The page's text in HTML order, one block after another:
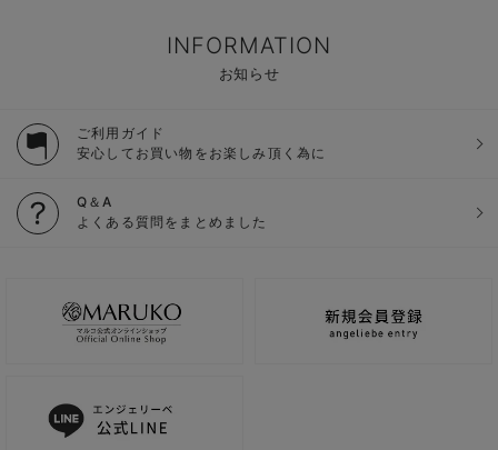
INFORMATION
お知らせ
ご利用ガイド
安心してお買い物をお楽しみ頂く為に
Q＆A
よくある質問をまとめました